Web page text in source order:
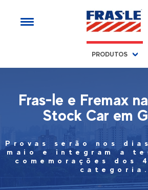
PRODUTOS
Fras-le e Fremax
Stock Car em
Provas serão nos
maio e integram a
comemorações dos
categoria.